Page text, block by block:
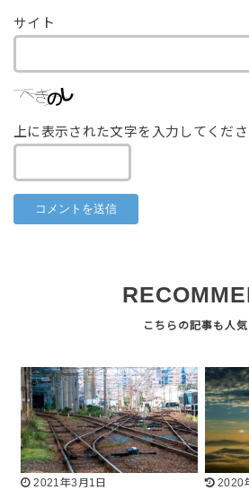
サイト
上に表示された文字を入力してくださ
2021年3月1日
2020